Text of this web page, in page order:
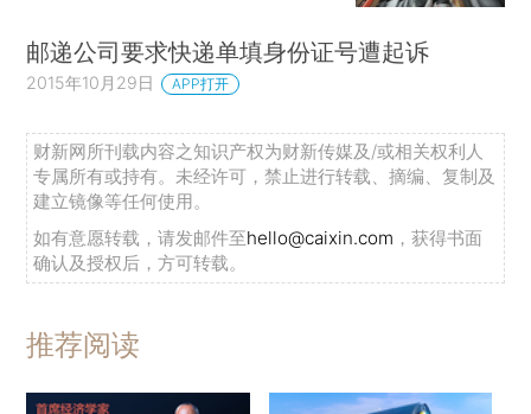
邮递公司要求快递单填身份证号遭起诉
2015年10月29日 APP打开
财新网所刊载内容之知识产权为财新传媒及/或相关权利人
专属所有或持有。未经许可，禁止进行转载、摘编、复制及
建立镜像等任何使用。
如有意愿转载，请发邮件至hello@caixin.com ，获得书面
确认及授权后，方可转载。
推荐阅读